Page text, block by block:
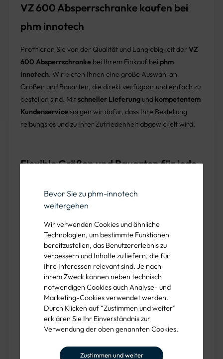
Bevor Sie zu phm-innotech
weitergehen
Wir verwenden Cookies und ähnliche
Technologien, um bestimmte Funktionen
bereitzustellen, das Benutzererlebnis zu
verbessern und Inhalte zu liefern, die für
Ihre Interessen relevant sind. Je nach
ihrem Zweck können neben technisch
notwendigen Cookies auch Analyse- und
Marketing-Cookies verwendet werden.
Durch Klicken auf “Zustimmen und weiter”
erklären Sie Ihr Einverständnis zur
Verwendung der oben genannten Cookies.
Zustimmen und weiter
VZ 600 Absperrschranke kaufen bei
phm innotech
Profitieren Sie von der Qualität und Langlebigkeit der VZ
600 Absperrschranke bei Ihrem Einkauf bei phm
innotech . Wir bieten Ihnen eine große Auswahl an
Größen und Bauarten, die direkt verfügbar und einfach zu
bestellen sind. Mitschneller Lieferung und kompetentem
Kundenservice sorgen wir dafür, dass Ihre Bestellung
reibungslos und zu Ihrer Zufriedenheit abgewickelt wird.
Flexible Größen und Bauarten für jede
VZ 600 Absperrschranke
schmale Absperrungen mit 100 x 800 mm oder
großflächige Lösungen bis 500 x 2400 mm – hier finden
Sie die passende Absperrlösung für jede Anwendung.
Maximale Sicherheit und Sichtbarkeit
im Straßenverkehr
erfüllt die Absperrschranke höchste Sicherheitsstandards.